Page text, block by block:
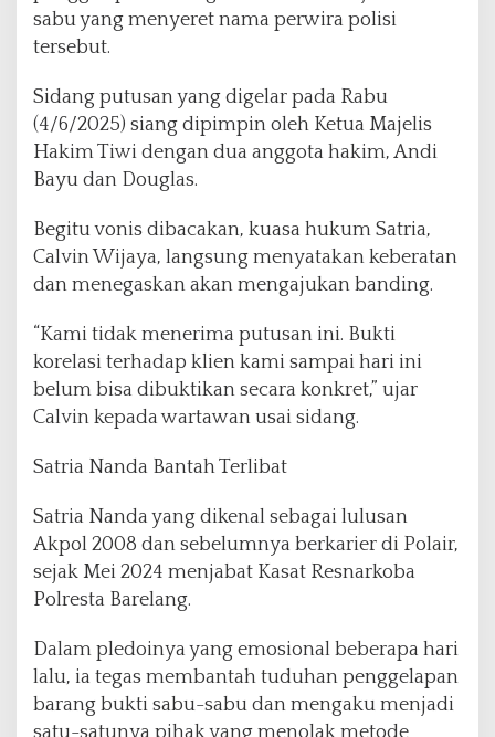
N
o
b
a
P
o
r
s
B
a
r
e
n
,
D
o
i
s
S
e
sabu yang menyeret nama perwira polisi
tersebut.
Sidang putusan yang digelar pada Rabu
(4/6/2025) siang dipimpin oleh Ketua Majelis
Hakim Tiwi dengan dua anggota hakim, Andi
Bayu dan Douglas.
Begitu vonis dibacakan, kuasa hukum Satria,
Calvin Wijaya, langsung menyatakan keberatan
dan menegaskan akan mengajukan banding.
“Kami tidak menerima putusan ini. Bukti
korelasi terhadap klien kami sampai hari ini
belum bisa dibuktikan secara konkret,” ujar
Calvin kepada wartawan usai sidang.
Satria Nanda Bantah Terlibat
Satria Nanda yang dikenal sebagai lulusan
Akpol 2008 dan sebelumnya berkarier di Polair,
sejak Mei 2024 menjabat Kasat Resnarkoba
Polresta Barelang.
Dalam pledoinya yang emosional beberapa hari
lalu, ia tegas membantah tuduhan penggelapan
barang bukti sabu-sabu dan mengaku menjadi